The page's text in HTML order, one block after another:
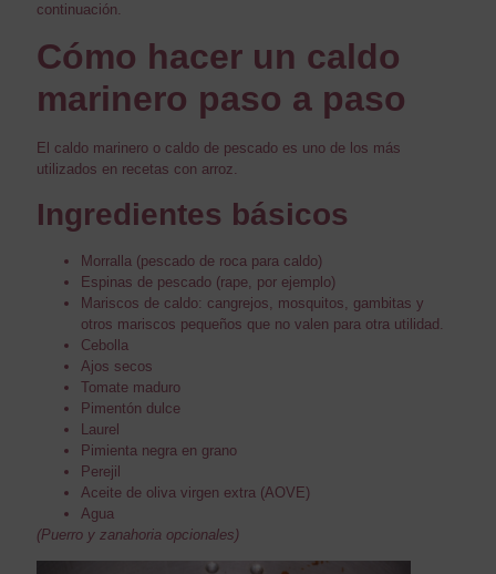
continuación.
Cómo hacer un caldo
marinero paso a paso
El caldo marinero o caldo de pescado es uno de los más
utilizados en recetas con arroz.
Ingredientes básicos
Morralla (pescado de roca para caldo)
Espinas de pescado (rape, por ejemplo)
Mariscos de caldo: cangrejos, mosquitos, gambitas y
otros mariscos pequeños que no valen para otra utilidad.
Cebolla
Ajos secos
Tomate maduro
Pimentón dulce
Laurel
Pimienta negra en grano
Perejil
Aceite de oliva virgen extra (AOVE)
Agua
(Puerro y zanahoria opcionales)